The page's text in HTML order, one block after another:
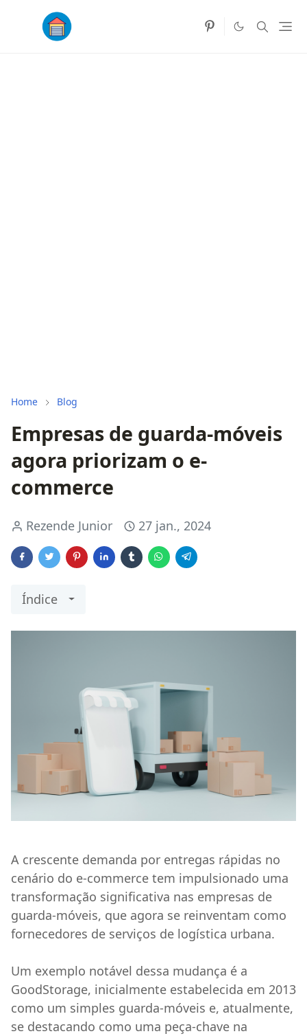
Home Blog
Empresas de guarda-móveis
agora priorizam o e-
commerce
Rezende Junior 27 jan., 2024
Índice
A crescente demanda por entregas rápidas no
cenário do e-commerce tem impulsionado uma
transformação significativa nas empresas de
guarda-móveis, que agora se reinventam como
fornecedores de serviços de logística urbana.
Um exemplo notável dessa mudança é a
GoodStorage, inicialmente estabelecida em 2013
como um simples guarda-móveis e, atualmente,
se destacando como uma peça-chave na